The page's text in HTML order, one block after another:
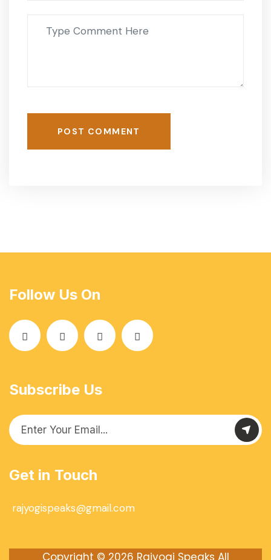
POST COMMENT
Follow Us On
Subscribe Us
Get in Touch
rajyogispeaks@gmail.com
Copyright © 2026 Rajyogi Speaks All